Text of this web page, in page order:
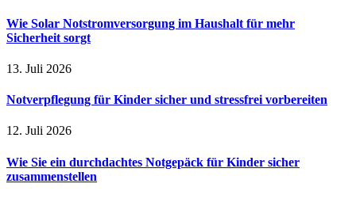
Wie Solar Notstromversorgung im Haushalt für mehr
Sicherheit sorgt
13. Juli 2026
Notverpflegung für Kinder sicher und stressfrei vorbereiten
12. Juli 2026
Wie Sie ein durchdachtes Notgepäck für Kinder sicher
zusammenstellen